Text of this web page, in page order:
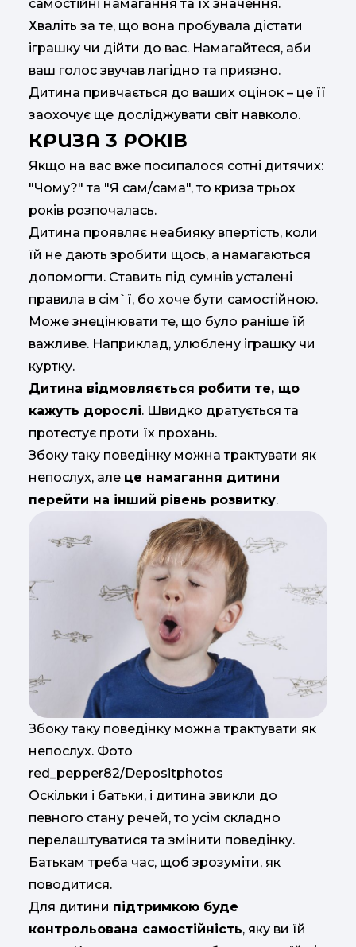
самостійні намагання та їх значення.
Хваліть за те, що вона пробувала дістати
іграшку чи дійти до вас. Намагайтеся, аби
ваш голос звучав лагідно та приязно.
Дитина привчається до ваших оцінок – це її
заохочує ще досліджувати світ навколо.
КРИЗА 3 РОКІВ
Якщо на вас вже посипалося сотні дитячих:
"Чому?" та "Я сам/сама", то криза трьох
років розпочалась.
Дитина проявляє неабияку впертість, коли
їй не дають зробити щось, а намагаються
допомогти. Ставить під сумнів усталені
правила в сім`ї, бо хоче бути самостійною.
Може знецінювати те, що було раніше їй
важливе. Наприклад, улюблену іграшку чи
куртку.
Дитина відмовляється робити те, що
кажуть дорослі. Швидко дратується та
протестує проти їх прохань.
Збоку таку поведінку можна трактувати як
непослух, але це намагання дитини
перейти на інший рівень розвитку.
Збоку таку поведінку можна трактувати як
непослух. Фото
red_pepper82/Depositphotos
Оскільки і батьки, і дитина звикли до
певного стану речей, то усім складно
перелаштуватися та змінити поведінку.
Батькам треба час, щоб зрозуміти, як
поводитися.
Для дитини підтримкою буде
контрольована самостійність, яку ви їй